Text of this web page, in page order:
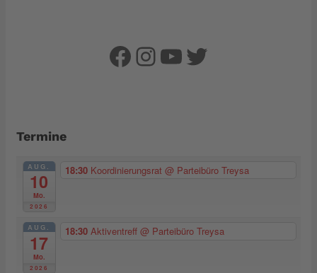
Facebook
Instagram
YouTube
Twitter
Termine
AUG.
10
Mo.
2026
18:30 Koordinierungsrat @ Parteibüro Treysa
AUG.
17
Mo.
2026
18:30 Aktiventreff @ Parteibüro Treysa